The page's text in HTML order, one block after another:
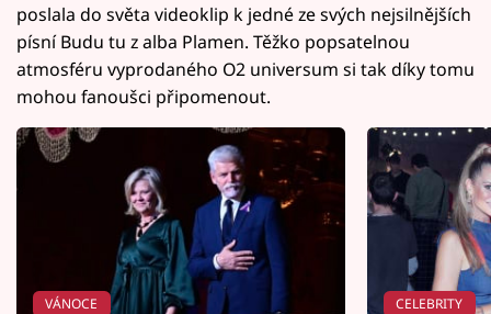
poslala do světa videoklip k jedné ze svých nejsilnějších
písní Budu tu z alba Plamen. Těžko popsatelnou
atmosféru vyprodaného O2 universum si tak díky tomu
mohou fanoušci připomenout.
VÁNOCE CELEBRITY